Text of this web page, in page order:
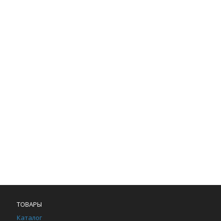
ТОВАРЫ
Каталог